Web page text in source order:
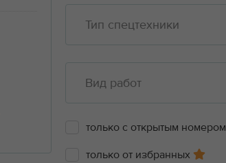
Тип спецтехники
Вид работ
только с открытым номером
только от избранных